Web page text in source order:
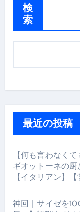
検
索
最近の投稿
【何も言わなく
ギオットーネの厨
【イタリアン】【
神回｜サイゼを